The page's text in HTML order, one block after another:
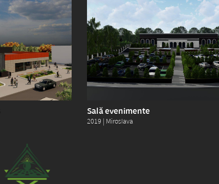
Sală evenimente
2019 | Miroslava